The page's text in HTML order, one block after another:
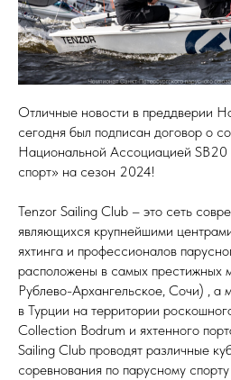
Отличные новости в преддверии
сегодня был подписан договор о
Национальной Ассоциацией SB20
спорт» на сезон 2024!
Tenzor Sailing Club – это сеть
являющихся крупнейшими
яхтинга и профессионалов
расположены в самых престижных
Рублево-Архангельское, Сочи) , а
в Турции на территории
Collection Bodrum и яхтенного
Sailing Club проводят различные
соревнования по парусному